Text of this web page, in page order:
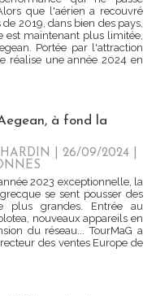
que l'aérien a recouvré
2019, dans bien des pays,
est maintenant plus limitée,
Portée par l'attraction
réalise une année 2024 en
à fond la
| 26/09/2024
2023 exceptionnelle, la
se sent pousser des
plus grandes. Entrée au
nouveaux appareils en
du réseau... TourMaG a
des ventes Europe de